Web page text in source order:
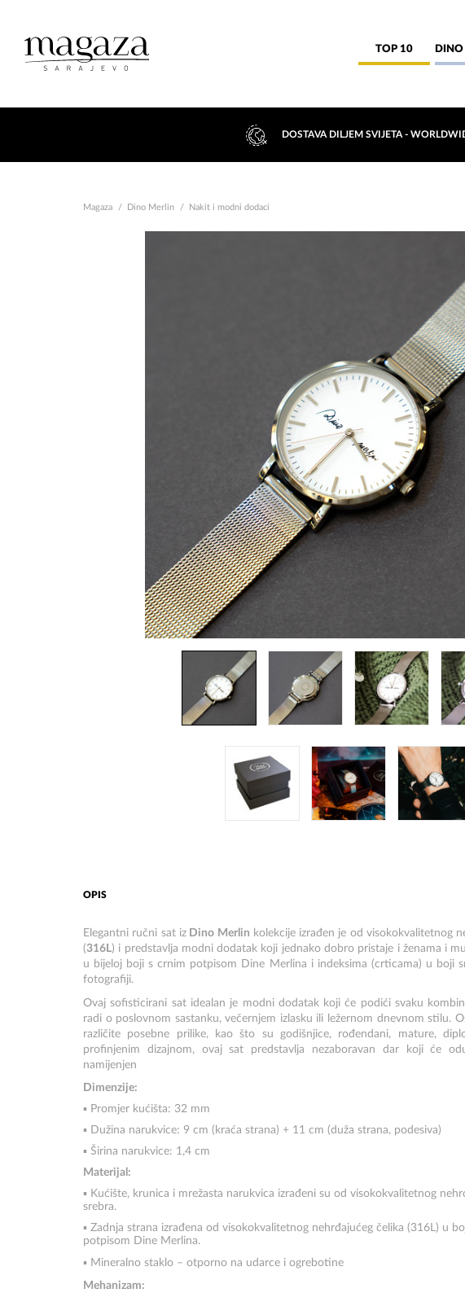
TOP 10 DINO
DOSTAVA DILJEM SVIJETA -
Magaza Dino Merlin Nakit i modni dodaci
OPIS
Elegantni ručni sat izDino Merlin kolekcije izrađen je od visokokvalitetnog
(316L) i predstavlja modni dodatak koji jednako dobro pristaje i ženama i
u bijeloj boji s crnim potpisom Dine Merlina i indeksima (crticama) u boji
fotografiji.
Ovaj sofisticirani sat idealan je modni dodatak koji će podići svaku
radi o poslovnom sastanku, večernjem izlasku ili ležernom dnevnom stilu.
različite posebne prilike, kao što su godišnjice, rođendani, mature,
profinjenim dizajnom, ovaj sat predstavlja nezaboravan dar koji će
namijenjen
Dimenzije:
▪ Promjer kućišta: 32 mm
▪ Dužina narukvice: 9 cm (kraća strana) + 11 cm (duža strana, podesiva)
▪ Širina narukvice: 1,4 cm
Materijal:
▪ Kućište, krunica i mrežasta narukvica izrađeni su od visokokvalitetnog
srebra.
▪ Zadnja strana izrađena od visokokvalitetnog nehrđajućeg čelika (316L) u
potpisom Dine Merlina.
▪ Mineralno staklo – otporno na udarce i ogrebotine
Mehanizam: